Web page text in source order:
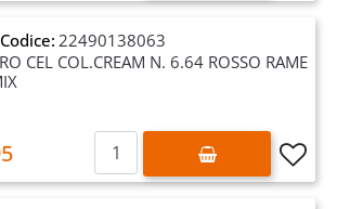
Codice: 22490138063
CEL COL.CREAM N. 6.64 ROSSO RAME
Quantità